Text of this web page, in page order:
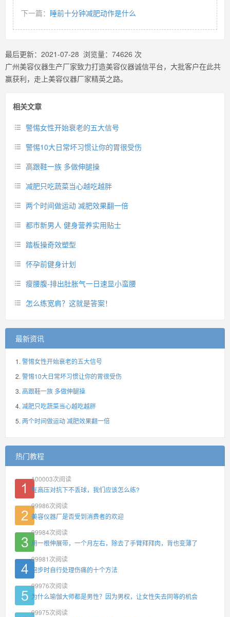
下一篇： 睡前十分钟减肥动作是什么
最后更新： 2021-07-28 浏览量： 74626 次
广州美容仪器生产厂家致力打造美容仪器诚信平台，大批客户在此共
赢获利，走上美容仪器厂家精英之路。
相关文章
警惕女性开始衰老的五大信号
警惕10大日常坏习惯让你的胃很受伤
高跟鞋一族 多做伸腿操
减肥只吃蔬菜当心越吃越胖
两个时间做运动 减肥效果翻一倍
都市新男人 健身营养实用贴士
踏板操奇效塑型
怀孕前健身计划
瘦腰腹-排出肚胀气一日速显小蛮腰
怎么练宽肩？这就是答案！
最新资讯
警惕女性开始衰老的五大信号
警惕10大日常坏习惯让你的胃很受伤
高跟鞋一族 多做伸腿操
减肥只吃蔬菜当心越吃越胖
两个时间做运动 减肥效果翻一倍
热门教程
100003次阅读
在高压对抗下不丢球，我们应该怎么练?
99986次阅读
美容仪器厂是否受到消费者的欢迎
99984次阅读
用一根伸展带，一个月左右，除去了手臂拜拜肉，背也变薄了
99981 次阅读
跑步时自行处理伤痛的十个方法
99976次阅读
为什么瑜伽大师都是男性？因为男权，让女性失去同等的机会
99975次阅读